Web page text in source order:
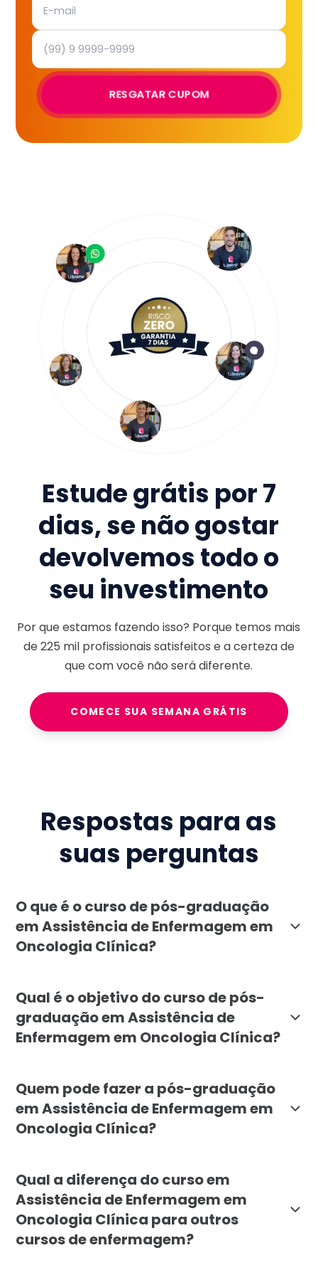
RESGATAR CUPOM
Estude grátis por 7
dias, se não gostar
devolvemos todo o
seu investimento
Por que estamos fazendo isso? Porque temos mais
de225 milprofissionais satisfeitos e a certeza de
que com você não será diferente.
COMECE SUA SEMANA GRÁTIS
Respostas para as
suas perguntas
O que é o curso de pós-graduação
em Assistência de Enfermagem em
Oncologia Clínica?
Qual é o objetivo do curso de pós-
graduação em Assistência de
Enfermagem em Oncologia Clínica?
Quem pode fazer a pós-graduação
em Assistência de Enfermagem em
Oncologia Clínica?
Qual a diferença do curso em
Assistência de Enfermagem em
Oncologia Clínica para outros
cursos de enfermagem?